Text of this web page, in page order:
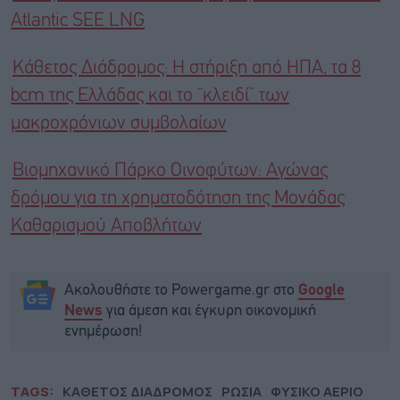
Atlantic SEE LNG
Κάθετος Διάδρομος: Η στήριξη από ΗΠΑ, τα 8
bcm της Ελλάδας και το “κλειδί” των
μακροχρόνιων συμβολαίων
Βιομηχανικό Πάρκο Οινοφύτων: Αγώνας
δρόμου για τη χρηματοδότηση της Μονάδας
Καθαρισμού Αποβλήτων
Ακολουθήστε το Powergame.gr στο Google
News για άμεση και έγκυρη οικονομική
ενημέρωση!
TAGS: ΚΑΘΕΤΟΣ ΔΙΑΔΡΟΜΟΣ ΡΩΣΙΑ ΦΥΣΙΚΟ ΑΕΡΙΟ